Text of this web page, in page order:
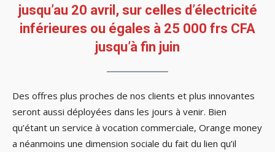
jusqu’au 20 avril, sur celles d’électricité
inférieures ou égales à 25 000 frs CFA
jusqu’à fin juin
Des offres plus proches de nos clients et plus innovantes
seront aussi déployées dans les jours à venir. Bien
qu’étant un service à vocation commerciale, Orange money
a néanmoins une dimension sociale du fait du lien qu’il